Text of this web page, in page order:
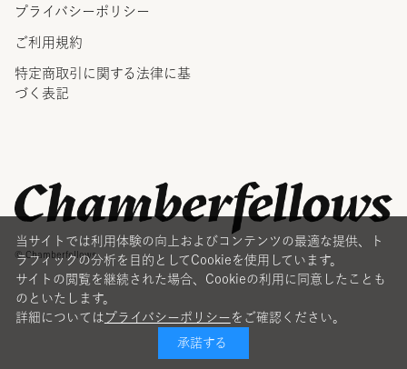
プライバシーポリシー
ご利用規約
特定商取引に関する法律に基
づく表記
© Chamberfellows
当サイトでは利用体験の向上およびコンテンツの最適な提供、ト
ラフィックの分析を目的としてCookieを使用しています。
サイトの閲覧を継続された場合、Cookieの利用に同意したことも
のといたします。
詳細については プライバシーポリシー をご確認ください。
承諾する